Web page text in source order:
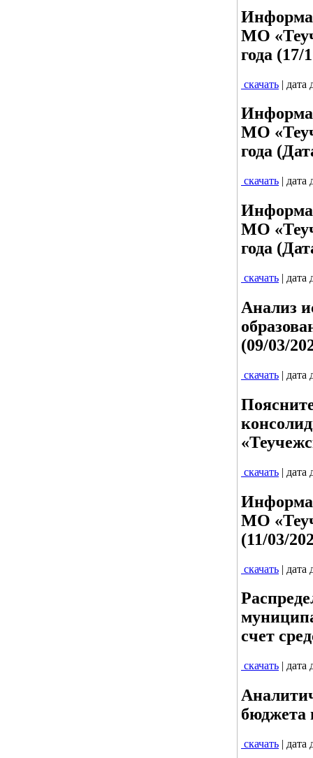
МО
года (17/
скачать | дата
МО
года
скачать | дата
МО
года
скачать | дата
Анализ
(09/03/
скачать | дата
скачать | дата
МО
(11/03/
скачать | дата
счет
скачать | дата
бюджета
скачать | дата